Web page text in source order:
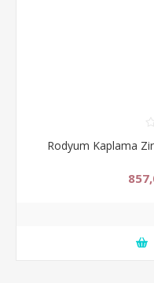
Rodyum Kaplama